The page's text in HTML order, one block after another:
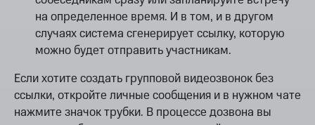
на определенное время. И в том, и в другом
случаях система сгенерирует ссылку, которую
можно будет отправить участникам.
Если хотите создать групповой видеозвонок без
ссылки, откройте личные сообщения и в нужном чате
нажмите значок трубки. В процессе дозвона вы